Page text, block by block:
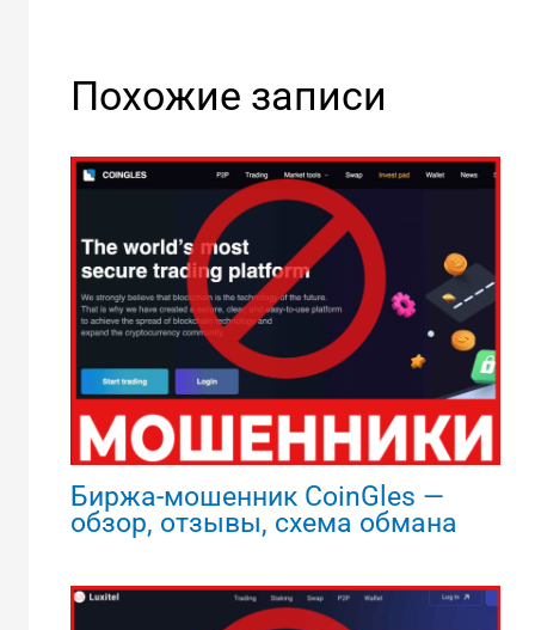
Похожие записи
Биржа-мошенник CoinGles —
обзор, отзывы, схема обмана